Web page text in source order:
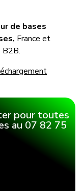
de bases
France et
B2B.
pour toutes
au 07 82 75